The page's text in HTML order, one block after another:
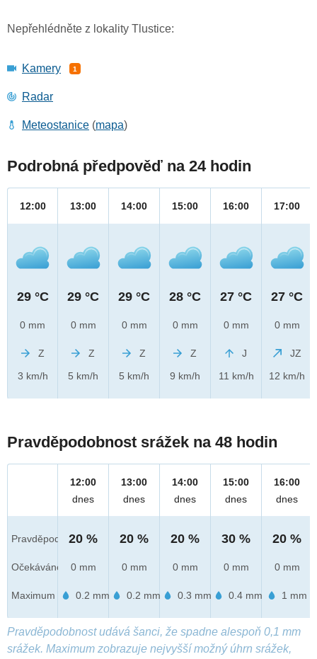
Nepřehlédněte z lokality Tlustice:
Kamery 1
Radar
Meteostanice (mapa)
Podrobná předpověď na 24 hodin
12:00
29 °C
0 mm
Z
3 km/h
13:00
29 °C
0 mm
Z
5 km/h
14:00
29 °C
0 mm
Z
5 km/h
15:00
28 °C
0 mm
Z
9 km/h
16:00
27 °C
0 mm
J
11 km/h
17:00
27 °C
0 mm
JZ
12 km/h
Pravděpodobnost srážek na 48 hodin
Pravděpod.
Očekáváno
Maximum
12:00
dnes
20 %
0 mm
0.2 mm
13:00
dnes
20 %
0 mm
0.2 mm
14:00
dnes
20 %
0 mm
0.3 mm
15:00
dnes
30 %
0 mm
0.4 mm
16:00
dnes
20 %
0 mm
1 mm
Pravděpodobnost udává šanci, že spadne alespoň 0,1 mm
srážek. Maximum zobrazuje nejvyšší možný úhrn srážek,